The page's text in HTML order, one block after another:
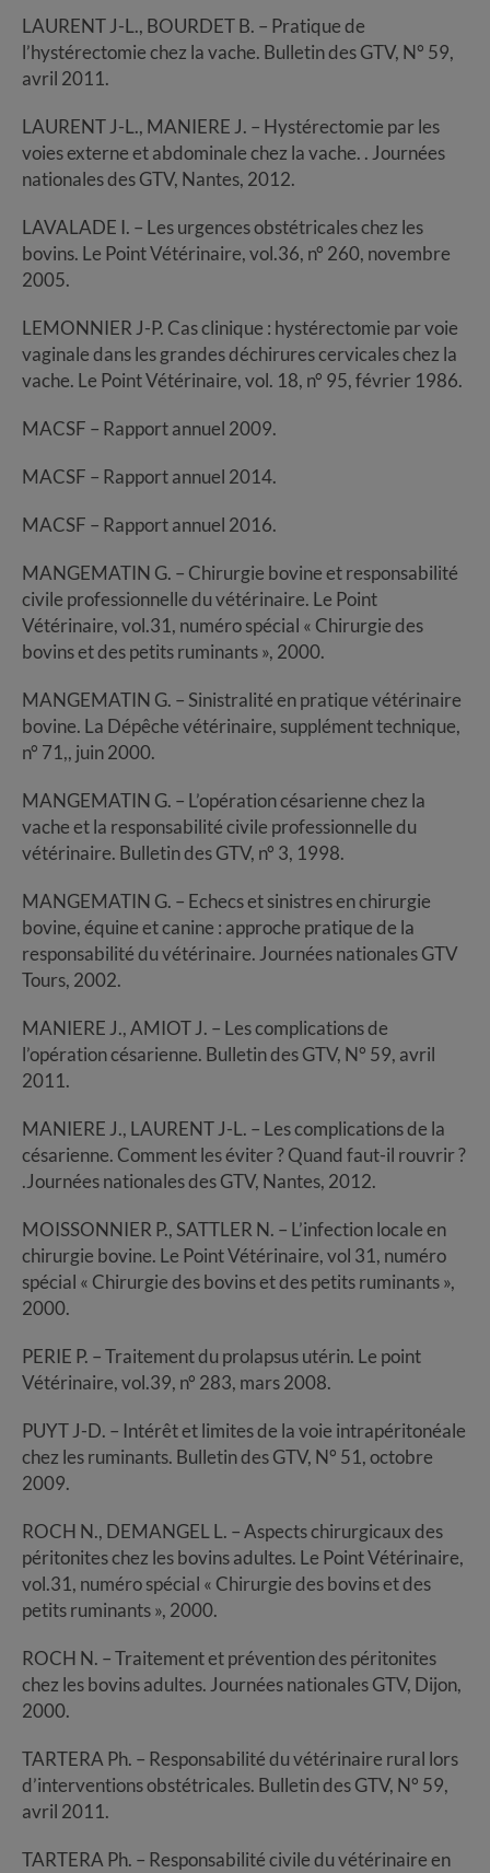
LAURENT J-L., BOURDET B. – Pratique de
l’hystérectomie chez la vache. Bulletin des GTV, N° 59,
avril 2011.
LAURENT J-L., MANIERE J. – Hystérectomie par les
voies externe et abdominale chez la vache. . Journées
nationales des GTV, Nantes, 2012.
LAVALADE I. – Les urgences obstétricales chez les
bovins. Le Point Vétérinaire, vol.36, n° 260, novembre
2005.
LEMONNIER J-P. Cas clinique : hystérectomie par voie
vaginale dans les grandes déchirures cervicales chez la
vache. Le Point Vétérinaire, vol. 18, n° 95, février 1986.
MACSF – Rapport annuel 2009.
MACSF – Rapport annuel 2014.
MACSF – Rapport annuel 2016.
MANGEMATIN G. – Chirurgie bovine et responsabilité
civile professionnelle du vétérinaire. Le Point
Vétérinaire, vol.31, numéro spécial « Chirurgie des
bovins et des petits ruminants », 2000.
MANGEMATIN G. – Sinistralité en pratique vétérinaire
bovine. La Dépêche vétérinaire, supplément technique,
n° 71,, juin 2000.
MANGEMATIN G. – L’opération césarienne chez la
vache et la responsabilité civile professionnelle du
vétérinaire. Bulletin des GTV, n° 3, 1998.
MANGEMATIN G. – Echecs et sinistres en chirurgie
bovine, équine et canine : approche pratique de la
responsabilité du vétérinaire. Journées nationales GTV
Tours, 2002.
MANIERE J., AMIOT J. – Les complications de
l’opération césarienne. Bulletin des GTV, N° 59, avril
2011.
MANIERE J., LAURENT J-L. – Les complications de la
césarienne. Comment les éviter ? Quand faut-il rouvrir ?
.Journées nationales des GTV, Nantes, 2012.
MOISSONNIER P., SATTLER N. – L’infection locale en
chirurgie bovine. Le Point Vétérinaire, vol 31, numéro
spécial « Chirurgie des bovins et des petits ruminants »,
2000.
PERIE P. – Traitement du prolapsus utérin. Le point
Vétérinaire, vol.39, n° 283, mars 2008.
PUYT J-D. – Intérêt et limites de la voie intrapéritonéale
chez les ruminants. Bulletin des GTV, N° 51, octobre
2009.
ROCH N., DEMANGEL L. – Aspects chirurgicaux des
péritonites chez les bovins adultes. Le Point Vétérinaire,
vol.31, numéro spécial « Chirurgie des bovins et des
petits ruminants », 2000.
ROCH N. – Traitement et prévention des péritonites
chez les bovins adultes. Journées nationales GTV, Dijon,
2000.
TARTERA Ph. – Responsabilité du vétérinaire rural lors
d’interventions obstétricales. Bulletin des GTV, N° 59,
avril 2011.
TARTERA Ph. – Responsabilité civile du vétérinaire en